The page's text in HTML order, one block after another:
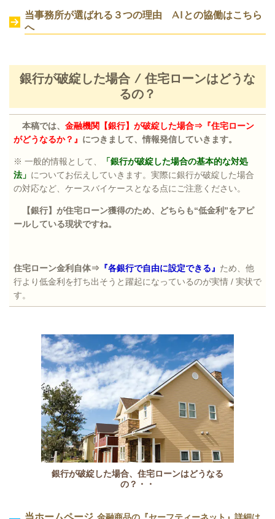
当事務所が選ばれる３つの理由 AIとの協働はこちら
へ
銀行が破綻した場合 /住宅ローンはどうな
るの？
本稿では、 金融機関【銀行】が破綻した場合⇒『住宅ローン
がどうなるか？』 につきまして、情報発信していきます。
※ 一般的情報として、
「銀行が破綻した場合の基本的な対処
法」 についてお伝えしていきます。実際に銀行が破綻した場合
の対応など、ケースバイケースとなる点にご注意ください。
【銀行】が住宅ローン獲得のため、どちらも“低金利”をアピ
ールしている現状ですね。
住宅ローン金利自体⇒ 『各銀行で自由に設定できる』 ため、他
行より低金利を打ち出そうと躍起になっているのが実情 / 実状で
す。
銀行が破綻した場合、住宅ローンはどうなる
の？・・